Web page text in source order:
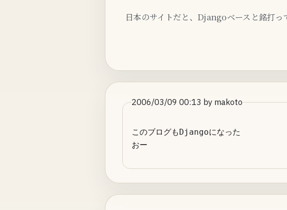
日本のサイトだと、Djangoベースと銘打っ
2006/03/09 00:13 by makoto
このブログもDjangoになった
おー